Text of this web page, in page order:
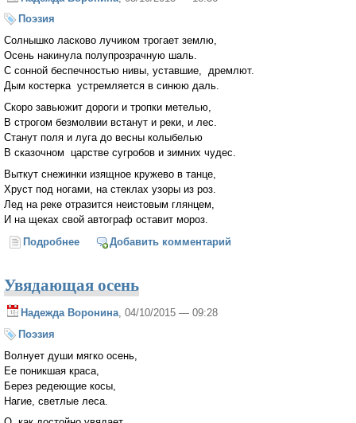
Поэзия
Солнышко ласково лучиком трогает землю,
Осень накинула полупрозрачную шаль.
С сонной беспечностью нивы, уставшие, дремлют.
Дым костерка устремляется в синюю даль.
Скоро завьюжит дороги и тропки метелью,
В строгом безмолвии встанут и реки, и лес.
Станут поля и луга до весны колыбелью
В сказочном царстве сугробов и зимних чудес.
Выткут снежинки изящное кружево в танце,
Хруст под ногами, на стеклах узоры из роз.
Лед на реке отразится неистовым глянцем,
И на щеках свой автограф оставит мороз.
Подробнее о Предзимье
Добавить комментарий
Увядающая осень
Надежда Воронина, 04/10/2015 — 09:28
Поэзия
Волнует души мягко осень,
Ее поникшая краса,
Берез редеющие косы,
Нагие, светлые леса.